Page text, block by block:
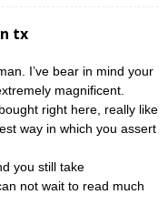
tx
I’ve bear in mind your
magnificent.
right here, really like
way in which you assert
you still take
not wait to read much